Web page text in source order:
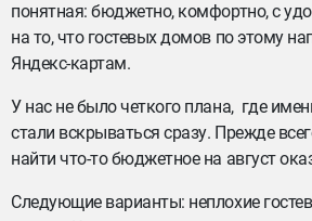
понятная: бюджетно, комфортно, с
на то, что гостевых домов по этому
Яндекс-картам.
У нас не было четкого плана, где
стали вскрываться сразу. Прежде
найти что-то бюджетное на август
Следующие варианты: неплохие